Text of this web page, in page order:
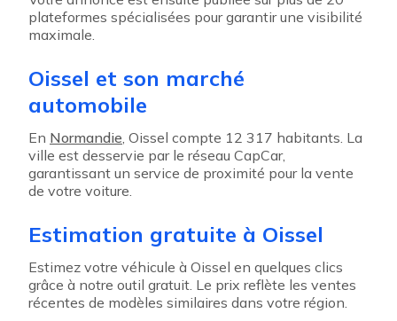
plateformes spécialisées pour garantir une visibilité
maximale.
Oissel et son marché
automobile
En Normandie, Oissel compte 12 317 habitants. La
ville est desservie par le réseau CapCar,
garantissant un service de proximité pour la vente
de votre voiture.
Estimation gratuite à Oissel
Estimez votre véhicule à Oissel en quelques clics
grâce à notre outil gratuit. Le prix reflète les ventes
récentes de modèles similaires dans votre région.